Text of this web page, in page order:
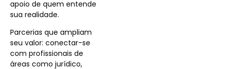
apoio de quem entende
sua realidade.
Parcerias que ampliam
seu valor: conectar-se
com profissionais de
áreas como jurídico,